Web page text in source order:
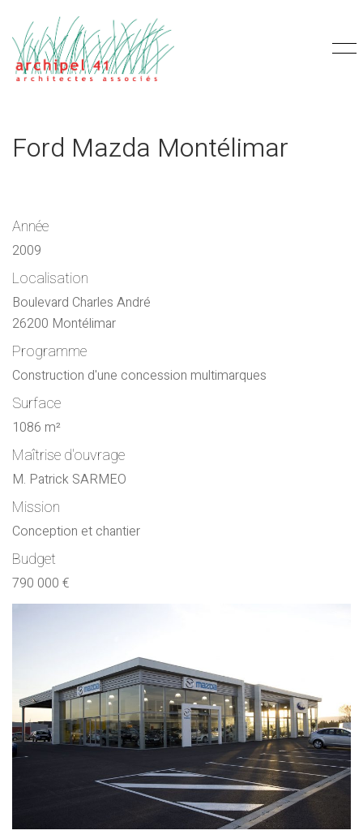
Ford Mazda Montélimar
Année
2009
Localisation
Boulevard Charles André
26200 Montélimar
Programme
Construction d'une concession multimarques
Surface
1086 m²
Maîtrise d'ouvrage
M. Patrick SARMEO
Mission
Conception et chantier
Budget
790 000 €